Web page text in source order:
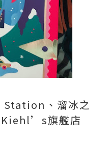
、溜冰之
Kiehl’s旗艦店